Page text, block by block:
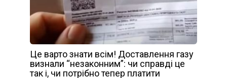
Це варто знати всім! Доставлення газу
визнали “незаконним”: чи справді це
так і, чи потрібно тепер платити